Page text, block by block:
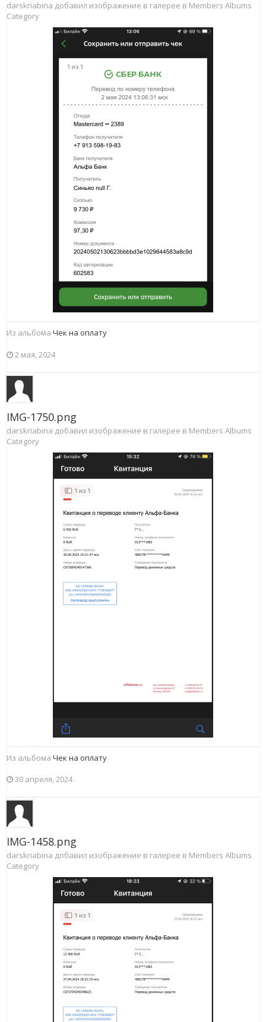
darskriabina добавил изображение в галерее в Members Albums
Category
Из альбома Чек на оплату
2 мая, 2024
IMG-1750.png
darskriabina добавил изображение в галерее в Members Albums
Category
Из альбома Чек на оплату
30 апреля, 2024
IMG-1458.png
darskriabina добавил изображение в галерее в Members Albums
Category